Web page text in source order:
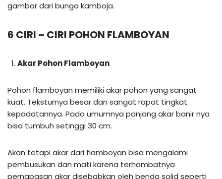
gambar dari bunga kamboja.
6 CIRI – CIRI POHON FLAMBOYAN
Akar Pohon Flamboyan
Pohon flamboyan memiliki akar pohon yang sangat
kuat. Teksturnya besar dan sangat rapat tingkat
kepadatannya. Pada umumnya panjang akar banir nya
bisa tumbuh setinggi 30 cm.
Akan tetapi akar dari flamboyan bisa mengalami
pembusukan dan mati karena terhambatnya
pernapasan akar disebabkan oleh benda solid seperti